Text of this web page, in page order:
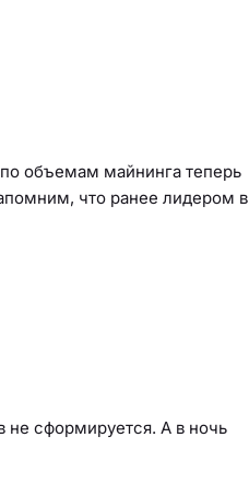
объемам майнинга теперь
что ранее лидером в
не сформируется. А в ночь